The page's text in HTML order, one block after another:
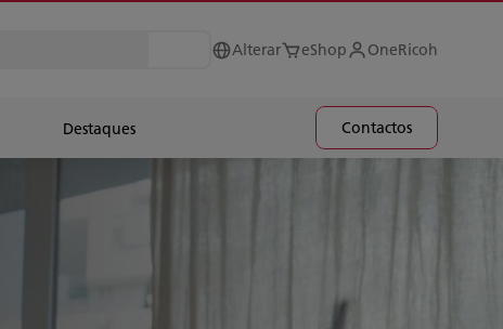
Alterar eShop OneRicoh
Destaques Contactos